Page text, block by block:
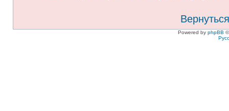
Powered by phpBB